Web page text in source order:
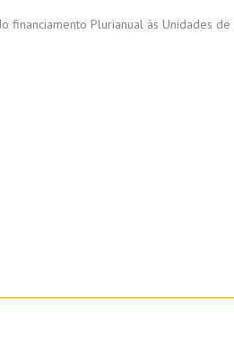
financiamento Plurianual às Unidades